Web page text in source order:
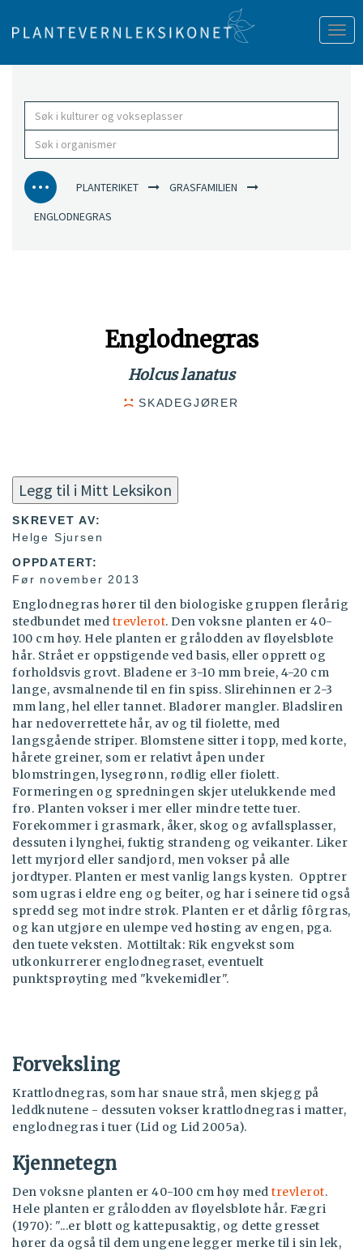
PLANTERIKET GRASFAMILIEN
ENGLODNEGRAS
Englodnegras
Holcus lanatus
SKADEGJØRER
Legg til i Mitt Leksikon
SKREVET AV:
Helge Sjursen
OPPDATERT:
Før november 2013
Englodnegras hører til den biologiske gruppen flerårig
stedbundet med trevlerot. Den voksne planten er 40-
100 cm høy. Hele planten er grålodden av fløyelsbløte
hår. Strået er oppstigende ved basis, eller opprett og
forholdsvis grovt. Bladene er 3-10 mm breie, 4-20 cm
lange, avsmalnende til en fin spiss. Slirehinnen er 2-3
mm lang, hel eller tannet. Bladører mangler. Bladsliren
har nedoverrettete hår, av og til fiolette, med
langsgående striper. Blomstene sitter i topp, med korte,
hårete greiner, som er relativt åpen under
blomstringen, lysegrønn, rødlig eller fiolett.
Formeringen og spredningen skjer utelukkende med
frø. Planten vokser i mer eller mindre tette tuer.
Forekommer i grasmark, åker, skog og avfallsplasser,
dessuten i lynghei, fuktig strandeng og veikanter. Liker
lett myrjord eller sandjord, men vokser på alle
jordtyper. Planten er mest vanlig langs kysten. Opptrer
som ugras i eldre eng og beiter, og har i seinere tid også
spredd seg mot indre strøk. Planten er et dårlig fôrgras,
og kan utgjøre en ulempe ved høsting av engen, pga.
den tuete veksten. Mottiltak: Rik engvekst som
utkonkurrerer englodnegraset, eventuelt
punktsprøyting med "kvekemidler".
Forveksling
Krattlodnegras, som har snaue strå, men skjegg på
leddknutene - dessuten vokser krattlodnegras i matter,
englodnegras i tuer (Lid og Lid 2005a).
Kjennetegn
Den voksne planten er 40-100 cm høy med trevlerot.
Hele planten er grålodden av fløyelsbløte hår. Fægri
(1970): "...er bløtt og kattepusaktig, og dette gresset
hører da også til dem ungene legger merke til i sin lek,